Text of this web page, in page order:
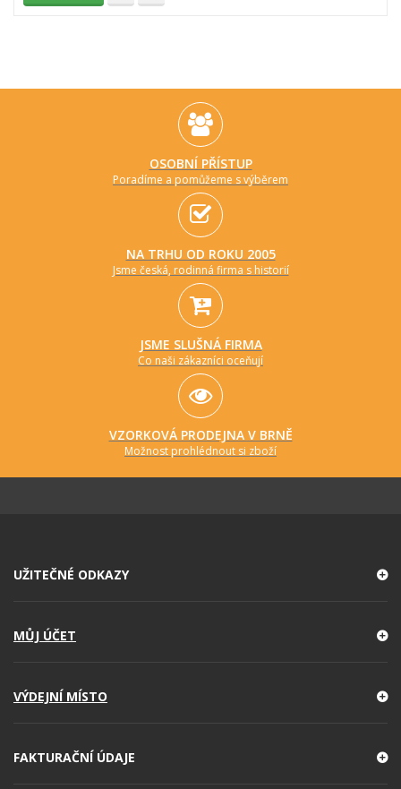
OSOBNÍ PŘÍSTUP
Poradíme a pomůžeme s výběrem
NA TRHU OD ROKU 2005
Jsme česká, rodinná firma s historií
JSME SLUŠNÁ FIRMA
Co naši zákazníci oceňují
VZORKOVÁ PRODEJNA V BRNĚ
Možnost prohlédnout si zboží
UŽITEČNÉ ODKAZY
MŮJ ÚČET
VÝDEJNÍ MÍSTO
FAKTURAČNÍ ÚDAJE